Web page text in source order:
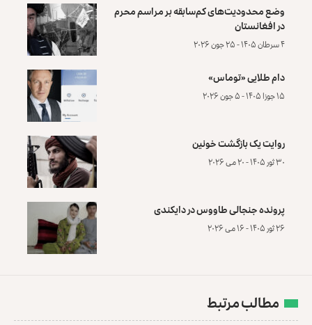
وضع محدودیت‌های کم‌سابقه بر مراسم محرم
در افغانستان
۴ سرطان ۱۴۰۵ - ۲۵ جون ۲۰۲۶
دام طلایی «توماس»
۱۵ جوزا ۱۴۰۵ - ۵ جون ۲۰۲۶
روایت یک بازگشت خونین
۳۰ ثور ۱۴۰۵ - ۲۰ می ۲۰۲۶
پرونده‌ جنجالی طاووس در دایکندی
۲۶ ثور ۱۴۰۵ - ۱۶ می ۲۰۲۶
مطالب مرتبط